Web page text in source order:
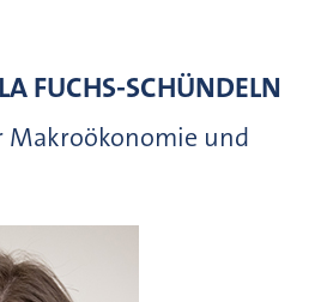
FUCHS-SCHÜNDELN
Makroökonomie und